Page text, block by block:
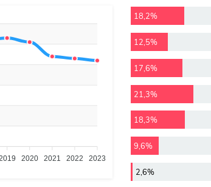
2020 2021 2022 2023
18,2%
12,5%
17,6%
21,3%
18,3%
9,6%
2,6%